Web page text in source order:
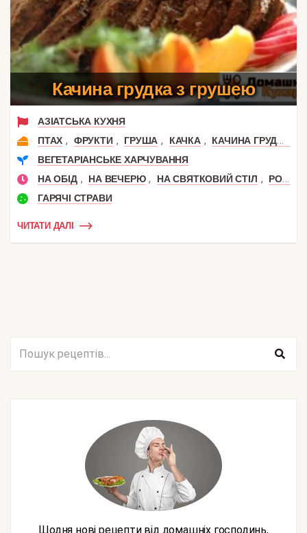
Качина грудка з грушею
АЗІАТСЬКА КУХНЯ
ПТАХ , ФРУКТИ , ГРУША , КАЧКА ,
КАЧИНА ГРУДКА
ВЕГЕТАРІАНСЬКЕ ХАРЧУВАННЯ
НА ОБІД , НА ВЕЧЕРЮ , НА СВЯТКОВИЙ СТІЛ ,
РОМАНТИЧНА ВЕЧЕРЯ
ГАРЯЧІ СТРАВИ
ЧИТАТИ ДАЛІ
Щодня нові рецепти від домашніх господинь,